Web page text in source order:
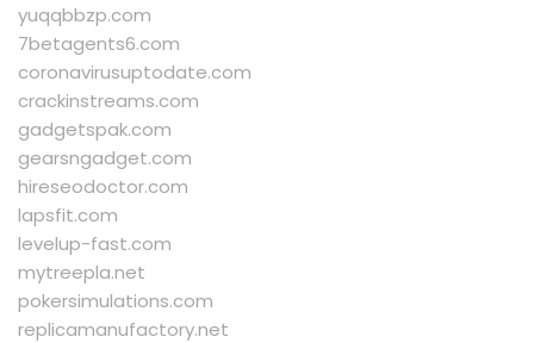
yuqqbbzp.com
7betagents6.com
coronavirusuptodate.com
crackinstreams.com
gadgetspak.com
gearsngadget.com
hireseodoctor.com
lapsfit.com
levelup-fast.com
mytreepla.net
pokersimulations.com
replicamanufactory.net